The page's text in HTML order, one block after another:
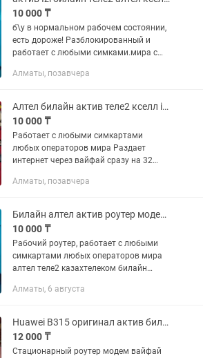
10 000 ₸
б\у в нормальном рабочем состоянии,
есть дороже! Разблокированный и
работает с любыми симками.мира с
Сек — стандарт 4G+ LTE это значит если
Алматы, позавчера
Алтел билайн актив теле2 кселл izi роутер модем
10 000 ₸
Работает с любыми симкартами
любых операторов мира Раздает
интернет через вайфай сразу на 32
выход LAN RG45 Регистрация
тариф сами...
Алматы, позавчера
Билайн алтел актив роутер модем вайфай стационарный
10 000 ₸
Рабочий роутер, работает с любыми
симкартами любых операторов мира
алтел теле2 казахтелеком билайн
вайфай сразу на 32 устройства
Алматы, 6 августа
Huawei B315 оригинал актив билайн алтел роутер модем вайфай 4G Wi-Fi
12 000 ₸
Стационарный роутер модем вайфай